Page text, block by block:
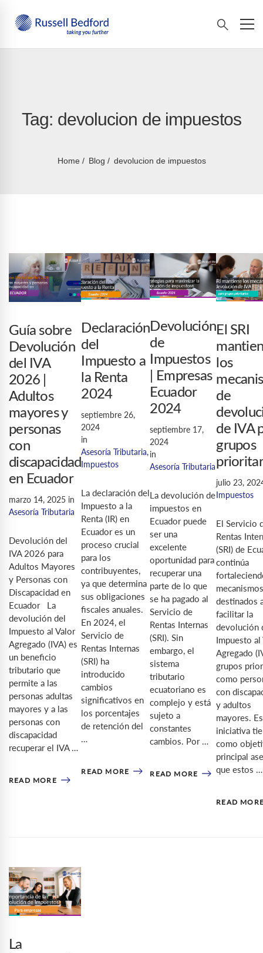
Tag: devolucion de impuestos
Home Blog devolucion de impuestos
Guía sobre
Devolución
del IVA
2026 |
Adultos
mayores y
personas
con
discapacidad
en Ecuador
marzo 14, 2025 in
Asesoría Tributaria
Devolución del
IVA 2026 para
Adultos Mayores
y Personas con
Discapacidad en
Ecuador La
devolución del
Impuesto al Valor
Agregado (IVA) es
un beneficio
tributario que
permite a las
personas adultas
mayores y a las
personas con
discapacidad
recuperar el IVA …
READ MORE
Declaración
del
Impuesto a
la Renta
2024
septiembre 26,
2024
in
Asesoría Tributaria,
Impuestos
La declaración del
Impuesto a la
Renta (IR) en
Ecuador es un
proceso crucial
para los
contribuyentes,
ya que determina
sus obligaciones
fiscales anuales.
En 2024, el
Servicio de
Rentas Internas
(SRI) ha
introducido
cambios
significativos en
los porcentajes
de retención del
…
READ MORE
Devolución
de
Impuestos
| Empresas
Ecuador
2024
septiembre 17,
2024
in
Asesoría Tributaria
La devolución de
impuestos en
Ecuador puede
ser una
excelente
oportunidad para
recuperar una
parte de lo que
se ha pagado al
Servicio de
Rentas Internas
(SRI). Sin
embargo, el
sistema
tributario
ecuatoriano es
complejo y está
sujeto a
constantes
cambios. Por …
READ MORE
El SRI
los
de
de IVA
grupos
julio 23,
Impuestos
El Servicio
Rentas
(SRI) de
continúa
destinados
facilitar la
devolución
Impuesto al
Agregado
grupos
como
con
y adultos
mayores.
iniciativa
como
principal
que estos …
READ
La